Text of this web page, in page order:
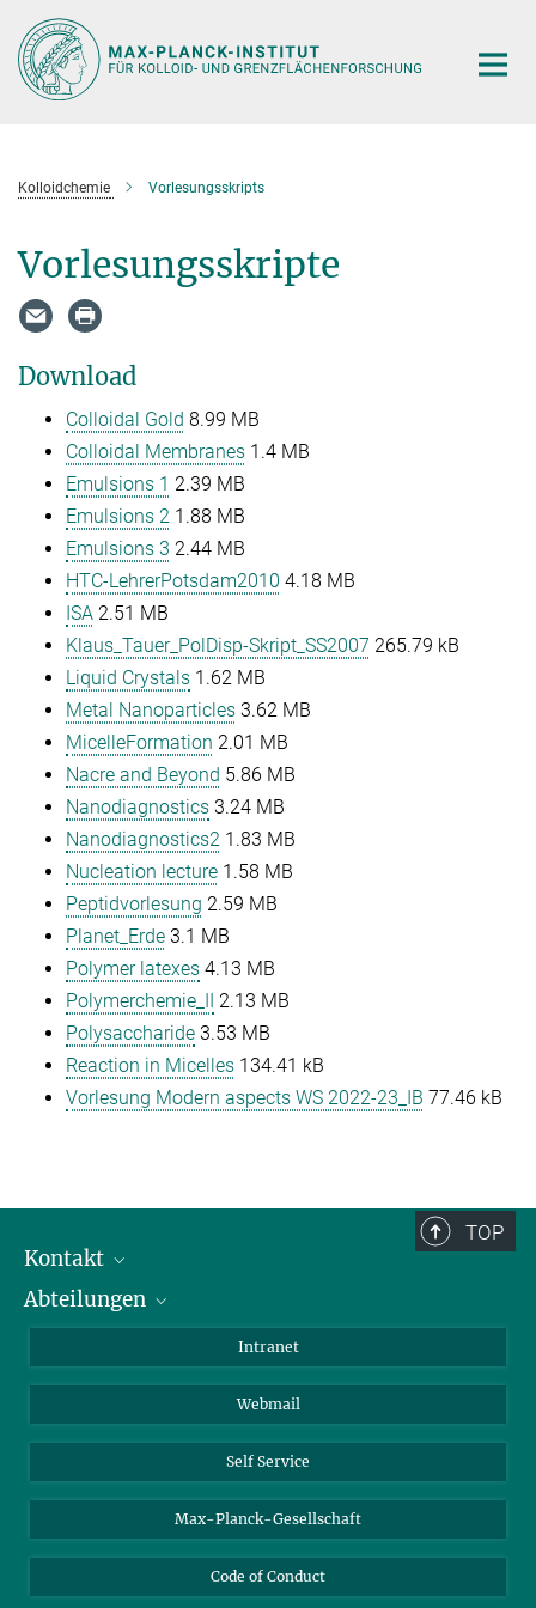
Hauptinhalt
Kolloidchemie Vorlesungsskripts
Vorlesungsskripte
Download
Colloidal Gold 8.99 MB
Colloidal Membranes 1.4 MB
Emulsions 1 2.39 MB
Emulsions 2 1.88 MB
Emulsions 3 2.44 MB
HTC-LehrerPotsdam2010 4.18 MB
ISA 2.51 MB
Klaus_Tauer_PolDisp-Skript_SS2007 265.79 kB
Liquid Crystals 1.62 MB
Metal Nanoparticles 3.62 MB
MicelleFormation 2.01 MB
Nacre and Beyond 5.86 MB
Nanodiagnostics 3.24 MB
Nanodiagnostics2 1.83 MB
Nucleation lecture 1.58 MB
Peptidvorlesung 2.59 MB
Planet_Erde 3.1 MB
Polymer latexes 4.13 MB
Polymerchemie_II 2.13 MB
Polysaccharide 3.53 MB
Reaction in Micelles 134.41 kB
Vorlesung Modern aspects WS 2022-23_IB 77.46 kB
TOP
Kontakt
Mitarbeiterverzeichnis
Abteilungen
Biomolekulare Systeme
Kolloidchemie
Nachhaltige und Bio-inspirierte Materialien
Intranet
Webmail
Self Service
Max-Planck-Gesellschaft
Code of Conduct